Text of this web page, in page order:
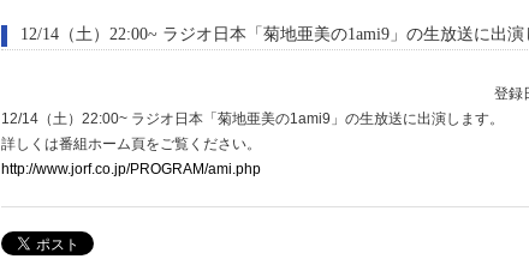
12/14（土）22:00~ ラジオ日本「菊地亜美の1ami9」の生放送に出演
登録
12/14（土）22:00~ ラジオ日本「菊地亜美の1ami9」の生放送に出演します。
詳しくは番組ホーム頁をご覧ください。
http://www.jorf.co.jp/PROGRAM/ami.php